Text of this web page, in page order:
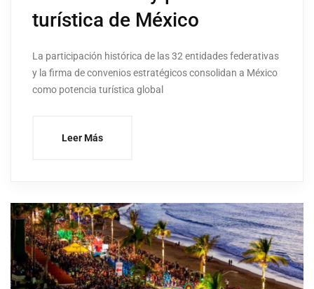
turística de México
La participación histórica de las 32 entidades federativas
y la firma de convenios estratégicos consolidan a México
como potencia turística global
Leer Más